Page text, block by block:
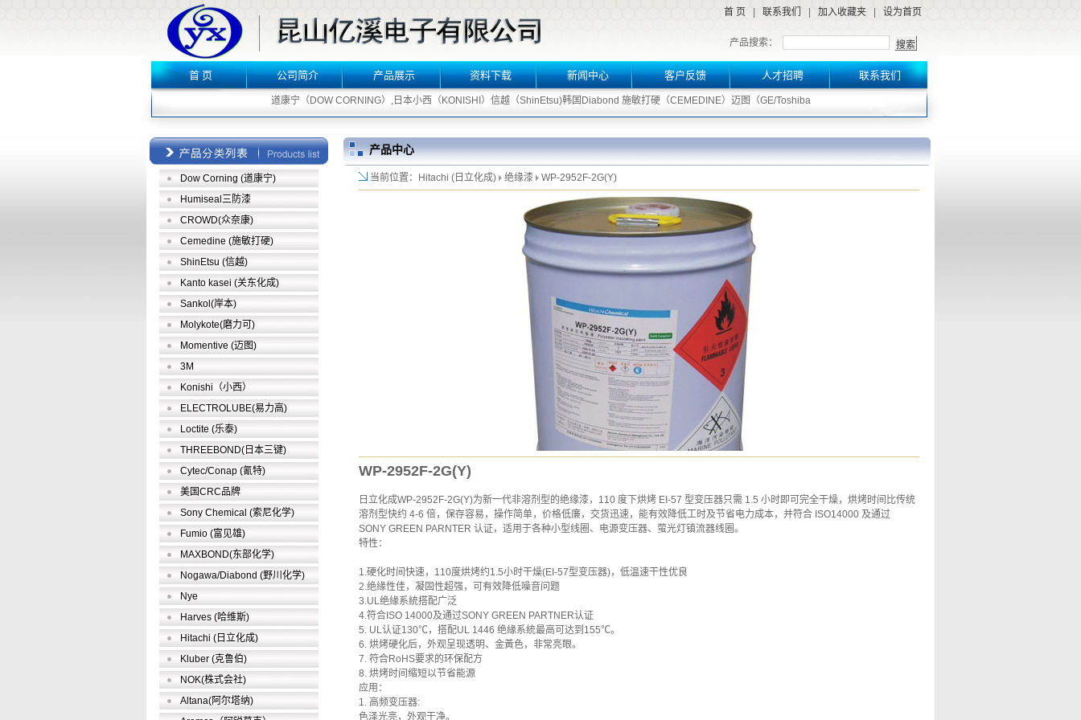
首 页 联系我们 加入收藏夹 设为首页
产品搜索：
首 页 公司简介 产品展示 资料下载 新闻中心 客户反馈 人才招聘 联系我们
道康宁（DOW CORNING）,日本小西（KONISHI）信越（ShinEtsu)韩国Diabond 施敏打硬（CEMEDINE）迈图（GE/Toshiba
Dow Corning (道康宁)
Humiseal三防漆
CROWD(众奈康)
Cemedine (施敏打硬)
ShinEtsu (信越)
Kanto kasei (关东化成)
Sankol(岸本)
Molykote(磨力可)
Momentive (迈图)
3M
Konishi（小西）
ELECTROLUBE(易力高)
Loctite (乐泰)
THREEBOND(日本三键)
Cytec/Conap (氰特)
美国CRC品牌
Sony Chemical (索尼化学)
Fumio (富见雄)
MAXBOND(东部化学)
Nogawa/Diabond (野川化学)
Nye
Harves (哈维斯)
Hitachi (日立化成)
Kluber (克鲁伯)
NOK(株式会社)
Altana(阿尔塔纳)
产品中心
当前位置：Hitachi (日立化成) 绝缘漆 WP-2952F-2G(Y)
WP-2952F-2G(Y)
日立化成WP-2952F-2G(Y)为新一代非溶剂型的绝缘漆，110 度下烘烤 EI-57 型变压器只需 1.5 小时即可完全干燥，烘烤时间比传统
溶剂型快约 4-6 倍，保存容易，操作简单，价格低廉，交货迅速，能有效降低工时及节省电力成本，并符合 ISO14000 及通过
SONY GREEN PARNTER 认证，适用于各种小型线圈、电源变压器、萤光灯镇流器线圈。
特性：
1.硬化时间快速，110度烘烤约1.5小时干燥(EI-57型变压器)，低温速干性优良
2.绝緣性佳，凝固性超强，可有效降低噪音问题
3.UL绝緣系統搭配广泛
4.符合ISO 14000及通过SONY GREEN PARTNER认证
5. UL认证130℃，搭配UL 1446 绝緣系統最高可达到155℃。
6. 烘烤硬化后，外观呈现透明、金黃色，非常亮眼。
7. 符合RoHS要求的环保配方
8. 烘烤时间缩短以节省能源
应用：
1. 高频变压器:
色泽光亮，外观干净。